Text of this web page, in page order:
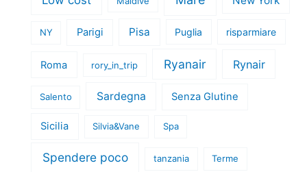
NY Parigi Pisa Puglia risparmiare
Roma rory_in_trip Ryanair Rynair
Salento Sardegna Senza Glutine
Sicilia Silvia&Vane Spa
Spendere poco tanzania Terme